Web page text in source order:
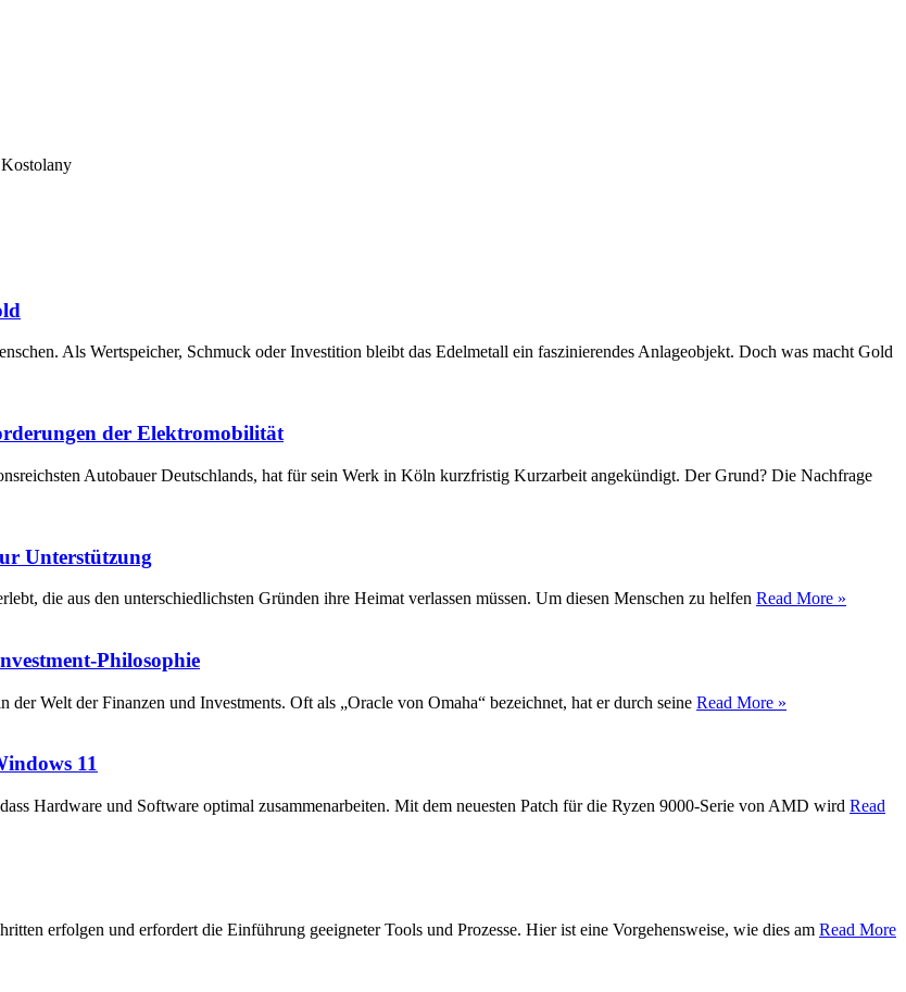
Als Wertspeicher, Schmuck oder Investition bleibt das Edelmetall ein faszinierendes Anlageobjekt. Doch was macht Gold
der Elektromobilität
Autobauer Deutschlands, hat für sein Werk in Köln kurzfristig Kurzarbeit angekündigt. Der Grund? Die Nachfrage
Unterstützung
die aus den unterschiedlichsten Gründen ihre Heimat verlassen müssen. Um diesen Menschen zu helfen Read More »
Philosophie
Welt der Finanzen und Investments. Oft als „Oracle von Omaha“ bezeichnet, hat er durch seine Read More »
11
Hardware und Software optimal zusammenarbeiten. Mit dem neuesten Patch für die Ryzen 9000-Serie von AMD wird Read
erfolgen und erfordert die Einführung geeigneter Tools und Prozesse. Hier ist eine Vorgehensweise, wie dies am Read More